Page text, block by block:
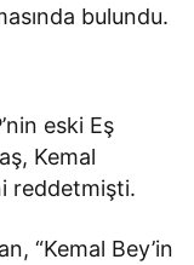
bulundu.
eski Eş
Kemal
reddetmişti.
“Kemal Bey’in